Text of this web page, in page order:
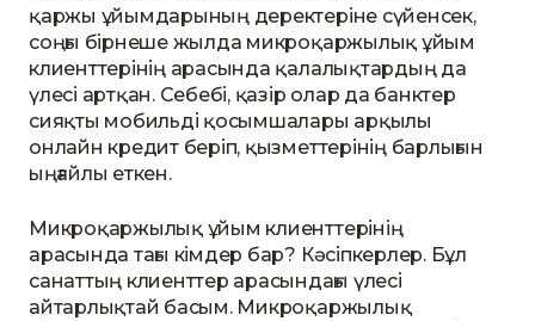
қаржы ұйымдарының деректеріне сүйенсек,
соңғы бірнеше жылда микроқаржылық ұйым
клиенттерінің арасында қалалықтардың да
үлесі артқан. Себебі, қазір олар да банктер
сияқты мобильді қосымшалары арқылы
онлайн кредит беріп, қызметтерінің барлығын
ыңғайлы еткен.
Микроқаржылық ұйым клиенттерінің
арасында тағы кімдер бар? Кәсіпкерлер. Бұл
санаттың клиенттер арасындағы үлесі
айтарлықтай басым. Микроқаржылық